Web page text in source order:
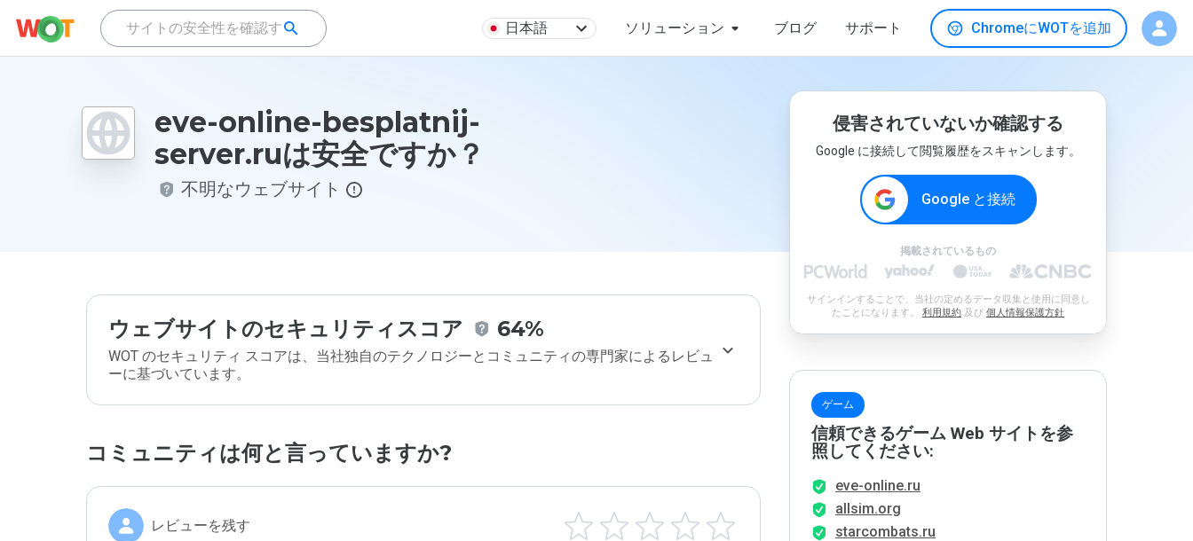
日本語 ソリューション ブログ サポート ChromeにWOTを追加
eve-online-besplatnij-
server.ruは安全ですか？
不明なウェブサイト
ウェブサイトのセキュリティスコア 64%
WOT のセキュリティ スコアは、当社独自のテクノロジーとコミュニティの専門家によるレビュ
ーに基づいています。
コミュニティは何と言っていますか?
レビューを残す
侵害されていないか確認する
Google に接続して閲覧履歴をスキャンします。
Google と接続
掲載されているもの
サインインすることで、当社の定めるデータ収集と使用に同意し
たことになります。 利用規約 及び 個人情報保護方針
ゲーム
信頼できるゲーム Web サイトを参
照してください:
eve-online.ru
allsim.org
starcombats.ru